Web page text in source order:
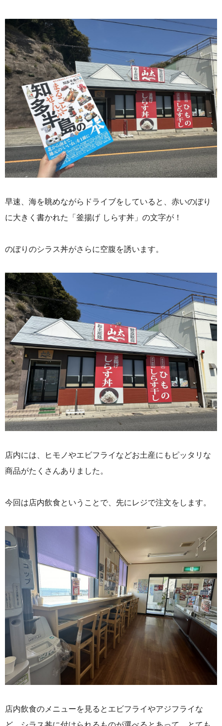
早速、海を眺めながらドライブをしていると、赤いのぼり
に大きく書かれた「釜揚げ しらす丼」の文字が！
のぼりのシラス丼がさらに空腹を誘います。
店内には、ヒモノやエビフライなどお土産にもピッタリな
商品がたくさんありました。
今回は店内飲食ということで、先にレジで注文をします。
店内飲食のメニューを見るとエビフライやアジフライな